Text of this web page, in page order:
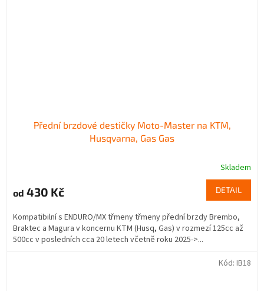
Přední brzdové destičky Moto-Master na KTM,
Husqvarna, Gas Gas
Skladem
od 430 Kč DETAIL
Kompatibilní s ENDURO/MX třmeny třmeny přední brzdy Brembo,
Braktec a Magura v koncernu KTM (Husq, Gas) v rozmezí 125cc až
500cc v posledních cca 20 letech včetně roku 2025->...
Kód: IB18